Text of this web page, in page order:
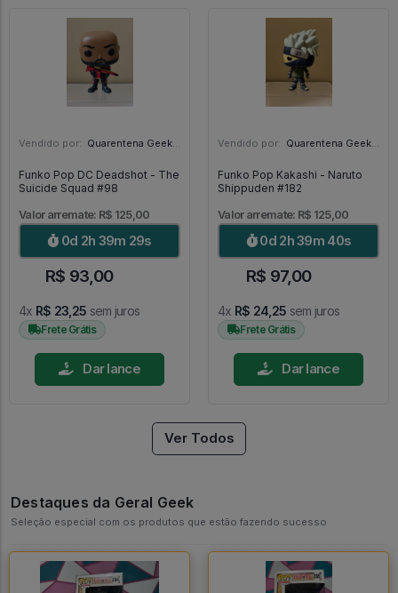
Vendido por: Quarentena Geek Store - SP
Funko Pop DC Deadshot - The
Suicide Squad #98
Valor arremate: R$ 125,00
0d 2h 39m 27s
R$ 93,00
4x R$ 23,25 sem juros
Frete Grátis
Dar lance
Vendido por: Quarentena Geek Store - SP
Funko Pop Kakashi - Naruto
Shippuden #182
Valor arremate: R$ 125,00
0d 2h 39m 38s
R$ 97,00
4x R$ 24,25 sem juros
Frete Grátis
Dar lance
Ver Todos
Destaques da Geral Geek
Seleção especial com os produtos que estão fazendo sucesso